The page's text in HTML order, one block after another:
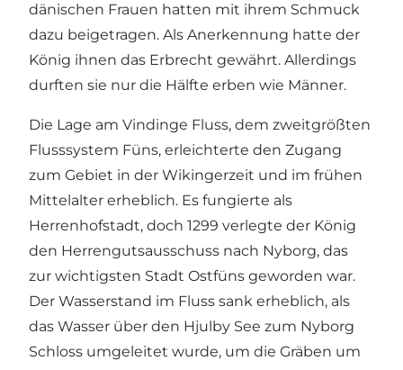
dänischen Frauen hatten mit ihrem Schmuck
dazu beigetragen. Als Anerkennung hatte der
König ihnen das Erbrecht gewährt. Allerdings
durften sie nur die Hälfte erben wie Männer.
Die Lage am Vindinge Fluss, dem zweitgrößten
Flusssystem Füns, erleichterte den Zugang
zum Gebiet in der Wikingerzeit und im frühen
Mittelalter erheblich. Es fungierte als
Herrenhofstadt, doch 1299 verlegte der König
den Herrengutsausschuss nach Nyborg, das
zur wichtigsten Stadt Ostfüns geworden war.
Der Wasserstand im Fluss sank erheblich, als
das Wasser über den Hjulby See zum Nyborg
Schloss umgeleitet wurde, um die Gräben um